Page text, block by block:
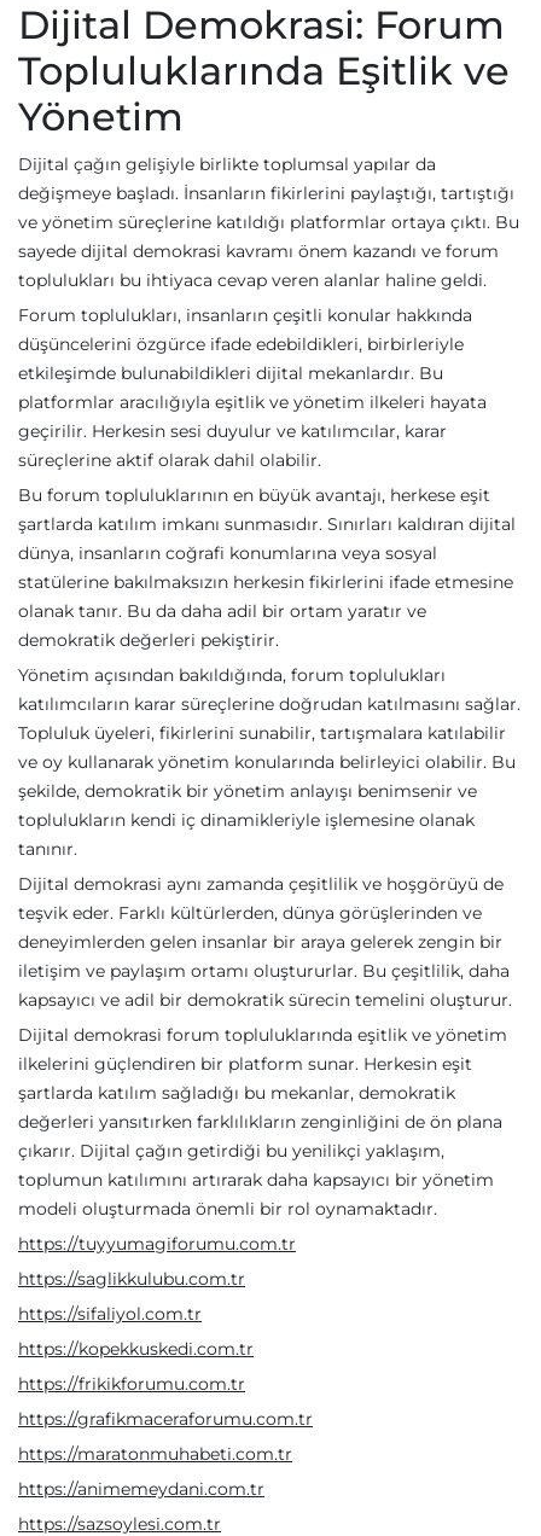
Dijital Demokrasi: Forum
Topluluklarında Eşitlik ve
Yönetim
Dijital çağın gelişiyle birlikte toplumsal yapılar da
değişmeye başladı. İnsanların fikirlerini paylaştığı, tartıştığı
ve yönetim süreçlerine katıldığı platformlar ortaya çıktı. Bu
sayede dijital demokrasi kavramı önem kazandı ve forum
toplulukları bu ihtiyaca cevap veren alanlar haline geldi.
Forum toplulukları, insanların çeşitli konular hakkında
düşüncelerini özgürce ifade edebildikleri, birbirleriyle
etkileşimde bulunabildikleri dijital mekanlardır. Bu
platformlar aracılığıyla eşitlik ve yönetim ilkeleri hayata
geçirilir. Herkesin sesi duyulur ve katılımcılar, karar
süreçlerine aktif olarak dahil olabilir.
Bu forum topluluklarının en büyük avantajı, herkese eşit
şartlarda katılım imkanı sunmasıdır. Sınırları kaldıran dijital
dünya, insanların coğrafi konumlarına veya sosyal
statülerine bakılmaksızın herkesin fikirlerini ifade etmesine
olanak tanır. Bu da daha adil bir ortam yaratır ve
demokratik değerleri pekiştirir.
Yönetim açısından bakıldığında, forum toplulukları
katılımcıların karar süreçlerine doğrudan katılmasını sağlar.
Topluluk üyeleri, fikirlerini sunabilir, tartışmalara katılabilir
ve oy kullanarak yönetim konularında belirleyici olabilir. Bu
şekilde, demokratik bir yönetim anlayışı benimsenir ve
toplulukların kendi iç dinamikleriyle işlemesine olanak
tanınır.
Dijital demokrasi aynı zamanda çeşitlilik ve hoşgörüyü de
teşvik eder. Farklı kültürlerden, dünya görüşlerinden ve
deneyimlerden gelen insanlar bir araya gelerek zengin bir
iletişim ve paylaşım ortamı oluştururlar. Bu çeşitlilik, daha
kapsayıcı ve adil bir demokratik sürecin temelini oluşturur.
Dijital demokrasi forum topluluklarında eşitlik ve yönetim
ilkelerini güçlendiren bir platform sunar. Herkesin eşit
şartlarda katılım sağladığı bu mekanlar, demokratik
değerleri yansıtırken farklılıkların zenginliğini de ön plana
çıkarır. Dijital çağın getirdiği bu yenilikçi yaklaşım,
toplumun katılımını artırarak daha kapsayıcı bir yönetim
modeli oluşturmada önemli bir rol oynamaktadır.
https://tuyyumagiforumu.com.tr
https://saglikkulubu.com.tr
https://sifaliyol.com.tr
https://kopekkuskedi.com.tr
https://frikikforumu.com.tr
https://grafikmaceraforumu.com.tr
https://maratonmuhabeti.com.tr
https://animemeydani.com.tr
https://sazsoylesi.com.tr